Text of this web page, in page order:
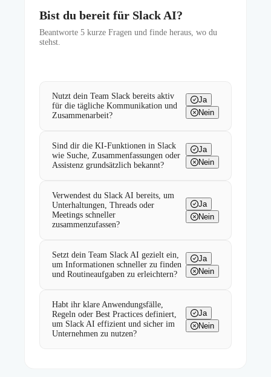
Bist du bereit für Slack AI?
Beantworte 5 kurze Fragen und finde heraus, wo du
stehst.
Nutzt dein Team Slack bereits aktiv
für die tägliche Kommunikation und
Zusammenarbeit?
Ja
Nein
Sind dir die KI-Funktionen in Slack
wie Suche, Zusammenfassungen oder
Assistenz grundsätzlich bekannt?
Ja
Nein
Verwendest du Slack AI bereits, um
Unterhaltungen, Threads oder
Meetings schneller
zusammenzufassen?
Ja
Nein
Setzt dein Team Slack AI gezielt ein,
um Informationen schneller zu finden
und Routineaufgaben zu erleichtern?
Ja
Nein
Habt ihr klare Anwendungsfälle,
Regeln oder Best Practices definiert,
um Slack AI effizient und sicher im
Unternehmen zu nutzen?
Ja
Nein